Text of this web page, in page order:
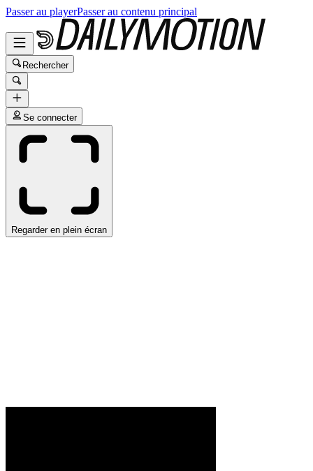
Passer au playerPasser au contenu principal
Rechercher
Se connecter
Regarder en plein écran